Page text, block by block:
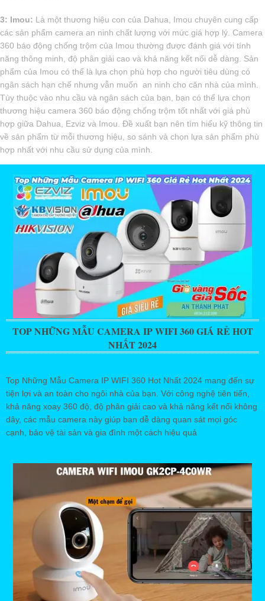
3: Imou: Là một thương hiệu con của Dahua, Imou chuyên cung cấp
các sản phẩm camera an ninh chất lượng với mức giá hợp lý. Camera
360 báo động chống trộm của Imou thường được đánh giá với tính
năng thông minh, độ phân giải cao và khả năng kết nối dễ dàng. Sản
phẩm của Imou có thể là lựa chọn phù hợp cho người tiêu dùng có
ngân sách hạn chế nhưng vẫn muốn an ninh cho căn nhà của mình.
Tùy thuộc vào nhu cầu và ngân sách của bạn, bạn có thể lựa chọn
thương hiệu camera 360 báo động chống trộm tốt nhất với giá phù
hợp giữa Dahua, Ezviz và Imou. Đề xuất bạn nên tìm hiểu kỹ thông tin
về sản phẩm từ mỗi thương hiệu, so sánh và chọn lựa sản phẩm phù
hợp nhất với nhu cầu sử dụng của mình.
TOP NHỮNG MẪU CAMERA IP WIFI 360 GIÁ RẺ HOT
NHẤT 2024
Top Những Mẫu Camera IP WIFI 360 Hot Nhất 2024 mang đến sự
tiện lợi và an toàn cho ngôi nhà của bạn. Với công nghệ tiên tiến,
khả năng xoay 360 độ, độ phân giải cao và khả năng kết nối không
dây, các mẫu camera này giúp bạn dễ dàng quan sát mọi góc
cạnh, bảo vệ tài sản và gia đình một cách hiệu quả